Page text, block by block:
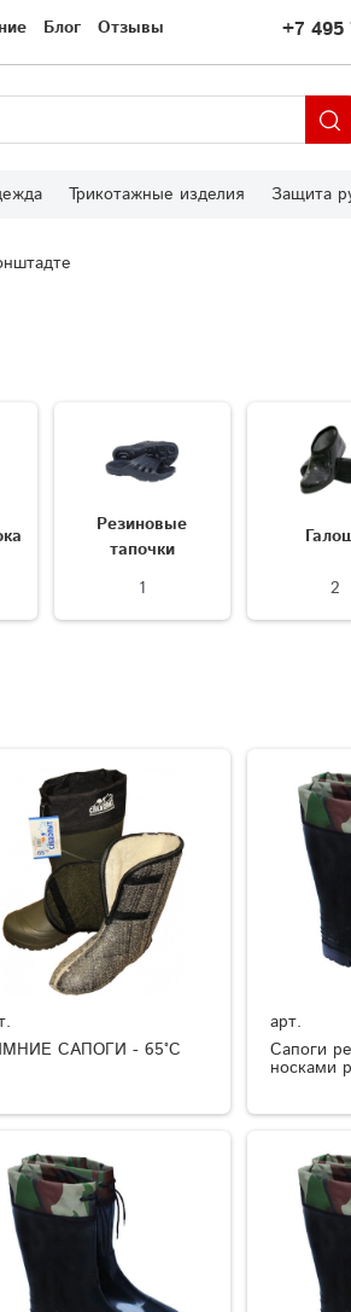
Блог Отзывы +7 495
Трикотажные изделия Защита
Резиновые
тапочки
1
2
САПОГИ - 65°C
арт.
Сапоги
носками